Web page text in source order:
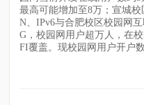
最高可能增加至8万；宣城
N、IPv6与合肥校区校园网
G，校园网用户超万人，在
FI覆盖。现校园网用户开户